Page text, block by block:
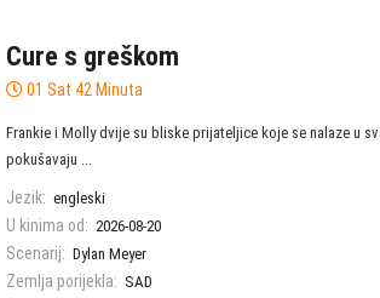
Cure s greškom
01 Sat 42 Minuta
Frankie i Molly dvije su bliske prijateljice koje se nalaze u
pokušavaju ...
Jezik: engleski
U kinima od: 2026-08-20
Scenarij: Dylan Meyer
Zemlja porijekla: SAD